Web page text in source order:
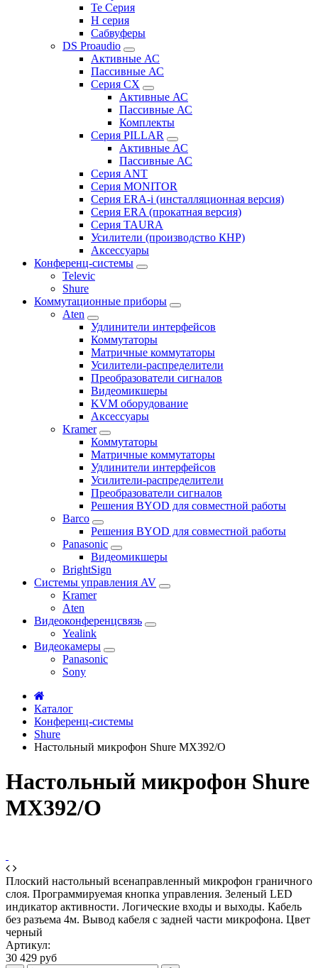
Te Серия
H серия
Сабвуферы
DS Proaudio
Активные АС
Пассивные АС
Серия CX
Активные АС
Пассивные АС
Комплекты
Серия PILLAR
Активные АС
Пассивные АС
Серия ANT
Серия MONITOR
Серия ERA-i (инсталляционная версия)
Серия ERA (прокатная версия)
Серия TAURA
Усилители (производство КНР)
Аксессуары
Конференц-системы
Televic
Shure
Коммутационные приборы
Aten
Удлинители интерфейсов
Коммутаторы
Матричные коммутаторы
Усилители-распределители
Преобразователи сигналов
Видеомикшеры
KVM оборудование
Аксессуары
Kramer
Коммутаторы
Матричные коммутаторы
Удлинители интерфейсов
Усилители-распределители
Преобразователи сигналов
Решения BYOD для совместной работы
Barco
Решения BYOD для совместной работы
Panasonic
Видеомикшеры
BrightSign
Системы управления AV
Kramer
Aten
Видеоконференцсвязь
Yealink
Видеокамеры
Panasonic
Sony
Каталог
Конференц-системы
Shure
Настольный микрофон Shure MX392/O
Настольный микрофон Shure
MX392/O
Плоский настольный всенаправленный микрофон граничного
слоя. Программируемая кнопка управления. Зеленый LED
индикатор активности. Логические входы и выходы. Кабель
без разъема 4м. Вывод кабеля с задней части микрофона. Цвет
черный
Артикул:
30 429 руб